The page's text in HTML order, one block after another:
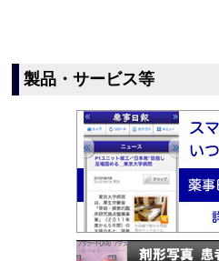
製品・サービス等